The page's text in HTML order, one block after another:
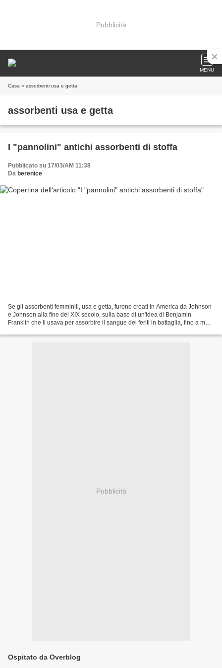
Pubblicità
MENU
Casa » assorbenti usa e getta
assorbenti usa e getta
I "pannolini" antichi assorbenti di stoffa
Pubblicato su 17/03/AM 11:38
Da berenice
Se gli assorbenti femminili, usa e getta, furono creati in America da Johnson
e Johnson alla fine del XIX secolo, sulla base di un'idea di Benjamin
Franklin che li usava per assorbire il sangue dei feriti in battaglia, fino a metà
Pubblicità
Ospitato da Overblog